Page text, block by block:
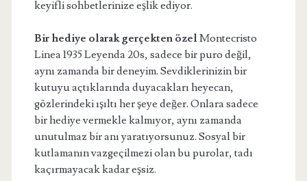
keyifli sohbetlerinize eşlik ediyor.
Bir hediye olarak gerçekten özel Montecristo
Linea 1935 Leyenda 20s, sadece bir puro değil,
aynı zamanda bir deneyim. Sevdiklerinizin bir
kutuyu açtıklarında duyacakları heyecan,
gözlerindeki ışıltı her şeye değer. Onlara sadece
bir hediye vermekle kalmıyor, aynı zamanda
unutulmaz bir anı yaratıyorsunuz. Sosyal bir
kutlamanın vazgeçilmezi olan bu purolar, tadı
kaçırmayacak kadar eşsiz.